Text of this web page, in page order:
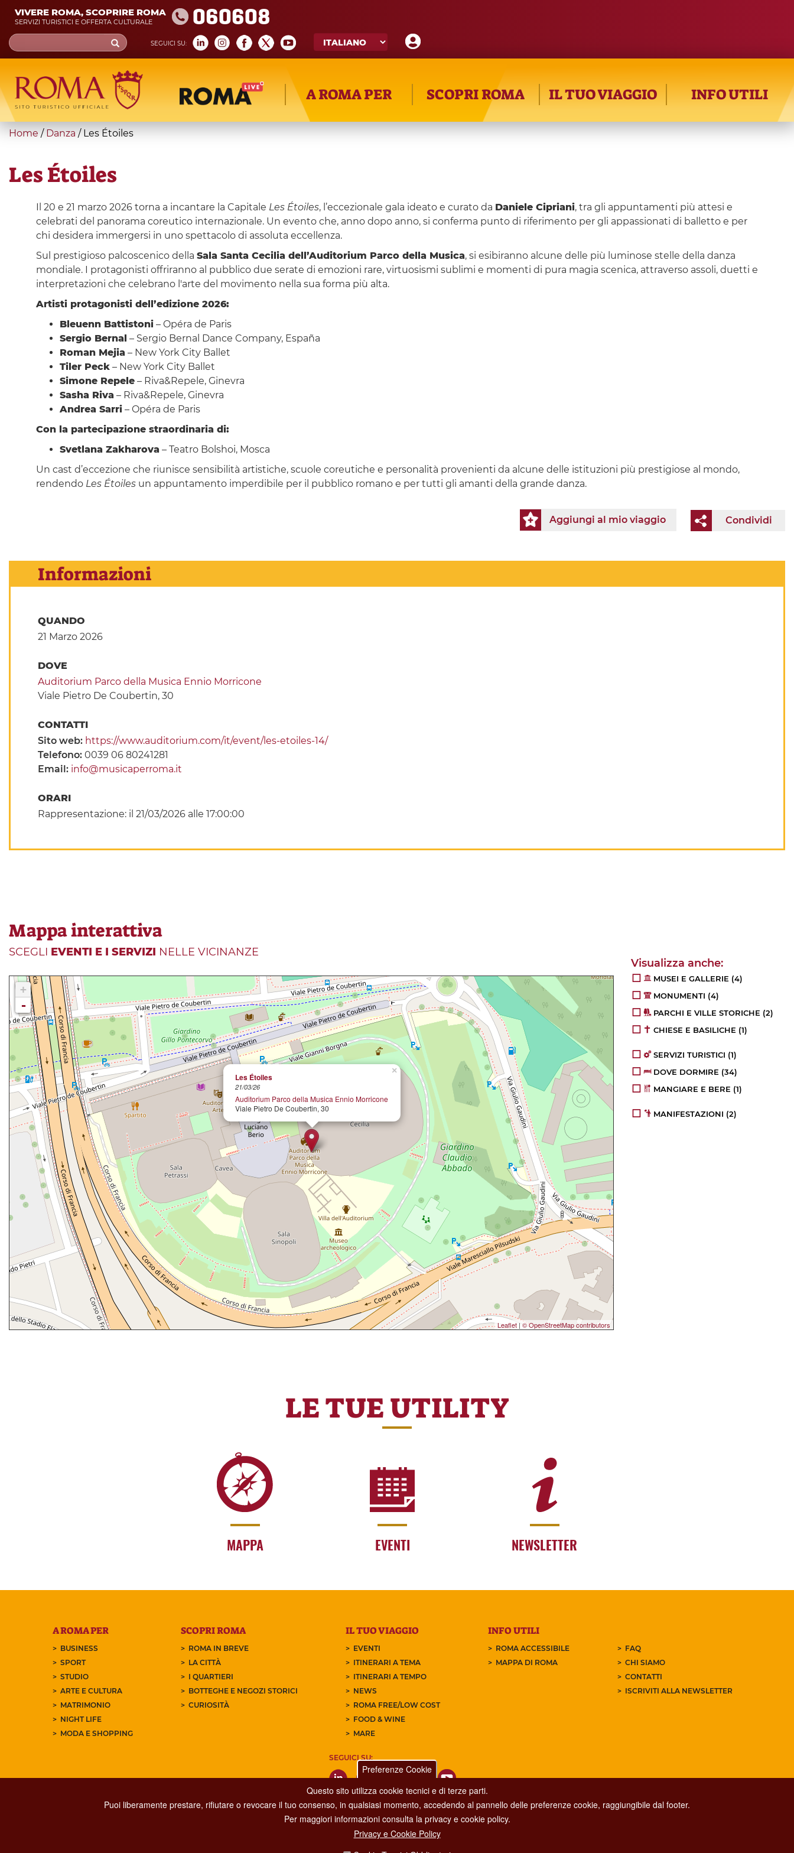
Skip
main
content
VIVERE ROMA, SCOPRIRE ROMA
SERVIZI TURISTICI E OFFERTA CULTURALE 060608
SEGUICI SU:
Search
form
Cerca
A ROMA PER SCOPRI ROMA IL TUO VIAGGIO INFO UTILI
You
here
Home / Danza / Les Étoiles
Les Étoiles
Il 20 e 21 marzo 2026 torna a incantare la Capitale Les Étoiles, l’eccezionale gala ideato e curato da Daniele Cipriani, tra gli appuntamenti più attesi e
celebrati del panorama coreutico internazionale. Un evento che, anno dopo anno, si conferma punto di riferimento per gli appassionati di balletto e per
chi desidera immergersi in uno spettacolo di assoluta eccellenza.
Sul prestigioso palcoscenico della Sala Santa Cecilia dell’Auditorium Parco della Musica, si esibiranno alcune delle più luminose stelle della danza
mondiale. I protagonisti offriranno al pubblico due serate di emozioni rare, virtuosismi sublimi e momenti di pura magia scenica, attraverso assoli, duetti e
interpretazioni che celebrano l'arte del movimento nella sua forma più alta.
Artisti protagonisti dell’edizione 2026:
Bleuenn Battistoni– Opéra de Paris
Sergio Bernal – Sergio Bernal Dance Company, España
Roman Mejia – New York City Ballet
Tiler Peck– New York City Ballet
Simone Repele– Riva&Repele, Ginevra
Sasha Riva – Riva&Repele, Ginevra
Andrea Sarri– Opéra de Paris
Con la partecipazione straordinaria di:
Svetlana Zakharova – Teatro Bolshoi, Mosca
Un cast d’eccezione che riunisce sensibilità artistiche, scuole coreutiche e personalità provenienti da alcune delle istituzioni più prestigiose al mondo,
rendendo Les Étoilesun appuntamento imperdibile per il pubblico romano e per tutti gli amanti della grande danza.
Condividi
Aggiungi al mio viaggio
Informazioni
QUANDO
21 Marzo 2026
DOVE
Auditorium Parco della Musica Ennio Morricone
Viale Pietro De Coubertin, 30
CONTATTI
Sito web: https://www.auditorium.com/it/event/les-etoiles-14/
Telefono: 0039 06 80241281
Email: info@musicaperroma.it
ORARI
Rappresentazione: il 21/03/2026 alle 17:00:00
Mappa interattiva
SCEGLI EVENTI E I SERVIZI NELLE VICINANZE
×
Les Étoiles
21/03/26
Auditorium Parco della Musica Ennio Morricone
Viale Pietro De Coubertin, 30
+
-
Leaflet | © OpenStreetMap contributors
MUSEI E GALLERIE (4)
MONUMENTI (4)
PARCHI E VILLE STORICHE (2)
CHIESE E BASILICHE (1)
SERVIZI TURISTICI (1)
DOVE DORMIRE (34)
MANGIARE E BERE (1)
MANIFESTAZIONI (2)
LE TUE UTILITY
MAPPA EVENTI NEWSLETTER
A ROMA PER
BUSINESS
SPORT
STUDIO
ARTE E CULTURA
MATRIMONIO
NIGHT LIFE
MODA E SHOPPING
SCOPRI ROMA
ROMA IN BREVE
LA CITTÀ
I QUARTIERI
BOTTEGHE E NEGOZI STORICI
CURIOSITÀ
IL TUO VIAGGIO
EVENTI
ITINERARI A TEMA
ITINERARI A TEMPO
NEWS
ROMA FREE/LOW COST
FOOD & WINE
MARE
INFO UTILI
ROMA ACCESSIBILE
MAPPA DI ROMA
FAQ
CHI SIAMO
CONTATTI
ISCRIVITI ALLA NEWSLETTER
SEGUICI SU:
Dipartimento Grandi Eventi, Sport, Turismo e Moda.
Preferenze Cookie
Questo sito utilizza cookie tecnici e di terze parti.
Puoi liberamente prestare, rifiutare o revocare il tuo consenso, in qualsiasi momento, accedendo al pannello delle preferenze cookie, raggiungibile dal footer.
Per maggiori informazioni consulta la privacy e cookie policy.
Privacy e Cookie Policy